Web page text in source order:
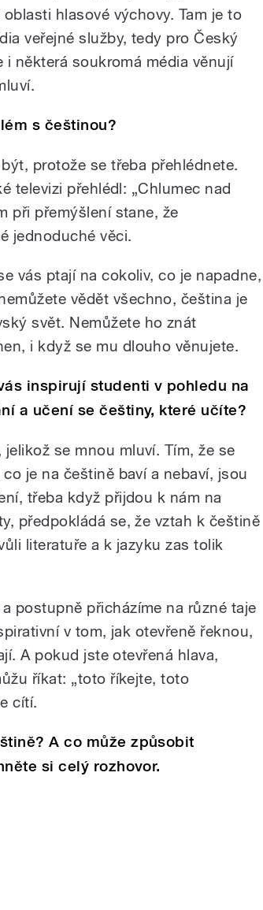
hlasové výchovy. Tam je to
veřejné služby, tedy pro Český
i některá soukromá média věnují
s češtinou?
protože se třeba přehlédnete.
televizi přehlédl: „Chlumec nad
při přemýšlení stane, že
jednoduché věci.
vás ptají na cokoliv, co je napadne,
vědět všechno, čeština je
svět. Nemůžete ho znát
i když se mu dlouho věnujete.
inspirují studenti v pohledu na
a učení se češtiny, které učíte?
jelikož se mnou mluví. Tím, že se
co je na češtině baví a nebaví, jsou
třeba když přijdou k nám na
předpokládá se, že vztah k češtině
literatuře a k jazyku zas tolik
postupně přicházíme na různé taje
v tom, jak otevřeně řeknou,
A pokud jste otevřená hlava,
říkat: „toto říkejte, toto
cítí.
A co může způsobit
si celý rozhovor.